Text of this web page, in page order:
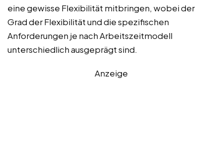
eine gewisse Flexibilität mitbringen, wobei der
Grad der Flexibilität und die spezifischen
Anforderungen je nach Arbeitszeitmodell
unterschiedlich ausgeprägt sind.
Anzeige